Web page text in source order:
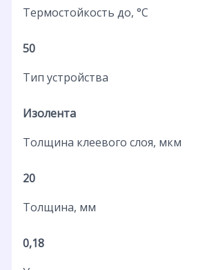
Термостойкость до, °C
50
Тип устройства
Изолента
Толщина клеевого слоя, мкм
20
Толщина, мм
0,18